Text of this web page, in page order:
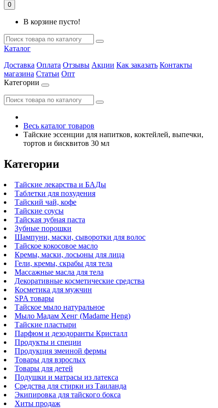
0
В корзине пусто!
Каталог
Доставка Оплата Отзывы Акции Как заказать Контакты
магазина Статьи Опт
Категории
Весь каталог товаров
Тайские эссенции для напитков, коктейлей, выпечки,
тортов и бисквитов 30 мл
Категории
Тайские лекарства и БАДы
Таблетки для похудения
Тайский чай, кофе
Тайские соусы
Тайская зубная паста
Зубные порошки
Шампуни, маски, сыворотки для волос
Тайское кокосовое масло
Кремы, маски, лосьоны для лица
Гели, кремы, скрабы для тела
Массажные масла для тела
Декоративные косметические средства
Косметика для мужчин
SPA товары
Тайское мыло натуральное
Мыло Мадам Хенг (Madame Heng)
Тайские пластыри
Парфюм и дезодоранты Кристалл
Продукты и специи
Продукция змеиной фермы
Товары для взрослых
Товары для детей
Подушки и матрасы из латекса
Средства для стирки из Таиланда
Экипировка для тайского бокса
Хиты продаж